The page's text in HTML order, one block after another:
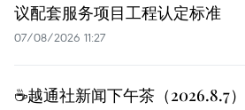
议配套服务项目工程认定标准
07/08/2026 11:27
☕️越通社新闻下午茶（2026.8.7）